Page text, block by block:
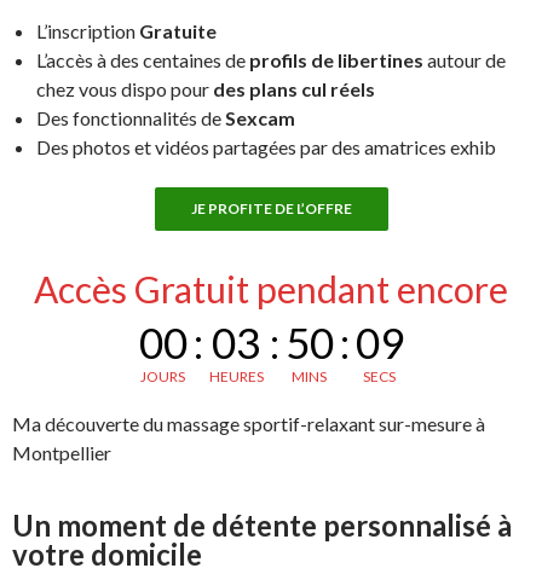
L’inscription Gratuite
L’accès à des centaines de profils de libertines autour de
chez vous dispo pour des plans cul réels
Des fonctionnalités deSexcam
Des photos et vidéos partagées par des amatrices exhib
JE PROFITE DE L’OFFRE
Accès Gratuit pendant encore
00
JOURS
: 03
HEURES
: 50
MINS
:08
SECS
Ma découverte du massage sportif-relaxant sur-mesure à
Montpellier
Un moment de détente personnalisé à
votre domicile